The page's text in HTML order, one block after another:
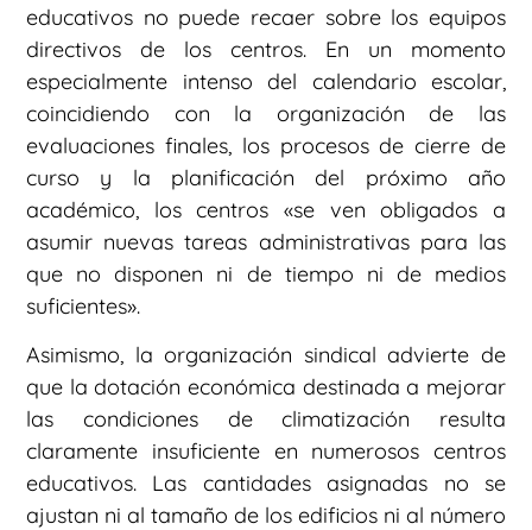
educativos no puede recaer sobre los equipos
directivos de los centros. En un momento
especialmente intenso del calendario escolar,
coincidiendo con la organización de las
evaluaciones finales, los procesos de cierre de
curso y la planificación del próximo año
académico, los centros «se ven obligados a
asumir nuevas tareas administrativas para las
que no disponen ni de tiempo ni de medios
suficientes».
Asimismo, la organización sindical advierte de
que la dotación económica destinada a mejorar
las condiciones de climatización resulta
claramente insuficiente en numerosos centros
educativos. Las cantidades asignadas no se
ajustan ni al tamaño de los edificios ni al número